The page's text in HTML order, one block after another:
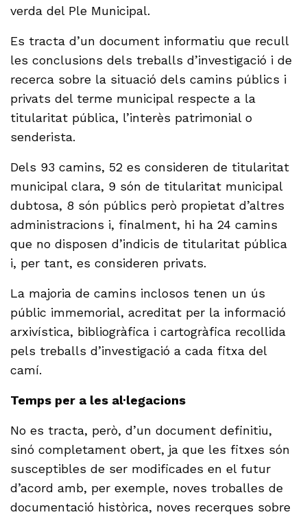
verda del Ple Municipal.
Es tracta d’un document informatiu que recull
les conclusions dels treballs d’investigació i de
recerca sobre la situació dels camins públics i
privats del terme municipal respecte a la
titularitat pública, l’interès patrimonial o
senderista.
Dels 93 camins, 52 es consideren de titularitat
municipal clara, 9 són de titularitat municipal
dubtosa, 8 són públics però propietat d’altres
administracions i, finalment, hi ha 24 camins
que no disposen d’indicis de titularitat pública
i, per tant, es consideren privats.
La majoria de camins inclosos tenen un ús
públic immemorial, acreditat per la informació
arxivística, bibliogràfica i cartogràfica recollida
pels treballs d’investigació a cada fitxa del
camí.
Temps per a les al·legacions
No es tracta, però, d’un document definitiu,
sinó completament obert, ja que les fitxes són
susceptibles de ser modificades en el futur
d’acord amb, per exemple, noves troballes de
documentació històrica, noves recerques sobre